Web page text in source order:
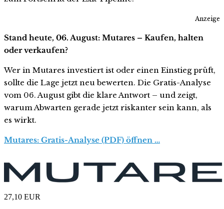
Anzeige
Stand heute, 06. August: Mutares – Kaufen, halten
oder verkaufen?
Wer in Mutares investiert ist oder einen Einstieg prüft,
sollte die Lage jetzt neu bewerten. Die Gratis-Analyse
vom 06. August gibt die klare Antwort – und zeigt,
warum Abwarten gerade jetzt riskanter sein kann, als
es wirkt.
Mutares: Gratis-Analyse (PDF) öffnen …
27,10 EUR